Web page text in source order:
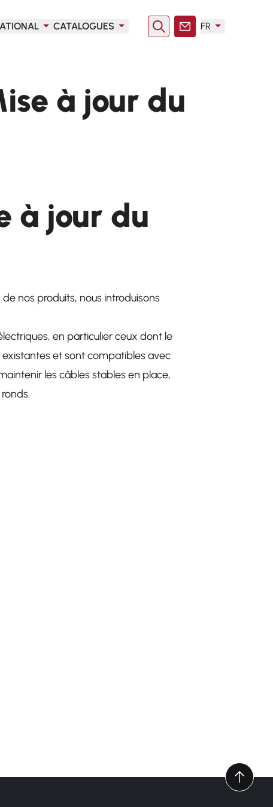
CATALOGUES Rechercher
Contact
FR
à jour du
à jour du
nos produits, nous introduisons
en particulier ceux dont le
existantes et sont compatibles avec
les câbles stables en place,